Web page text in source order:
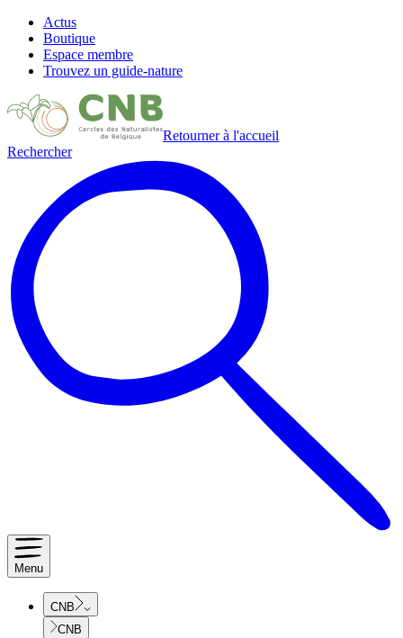
Actus
Boutique
Espace membre
Trouvez un guide-nature
Retourner à l'accueil
Rechercher
Menu
CNB
CNB